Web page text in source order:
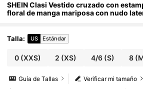
SHEIN Clasi Vestido cruzado con
floral de manga mariposa con nudo
Talla: US Estándar
0(XXS) 2 (XS) 4/6(S) 8
Verificar mi tamaño
Guía de Tallas